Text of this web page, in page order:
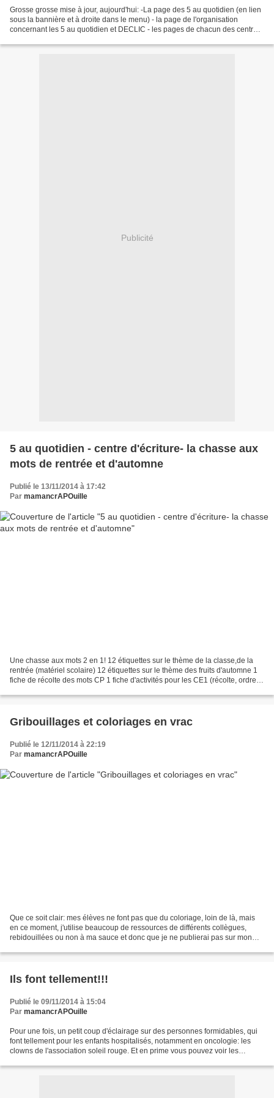
Grosse grosse mise à jour, aujourd'hui: -La page des 5 au quotidien (en lien
sous la bannière et à droite dans le menu) - la page de l'organisation
concernant les 5 au quotidien et DECLIC - les pages de chacun des centres.
Publicité
5 au quotidien - centre d'écriture- la chasse aux
mots de rentrée et d'automne
Publié le 13/11/2014 à 17:42
Par mamancrAPOuille
Une chasse aux mots 2 en 1! 12 étiquettes sur le thème de la classe,de la
rentrée (matériel scolaire) 12 étiquettes sur le thème des fruits d'automne 1
fiche de récolte des mots CP 1 fiche d'activités pour les CE1 (récolte, ordre
Gribouillages et coloriages en vrac
Publié le 12/11/2014 à 22:19
Par mamancrAPOuille
Que ce soit clair: mes élèves ne font pas que du coloriage, loin de là, mais
en ce moment, j'utilise beaucoup de ressources de différents collègues,
rebidouillées ou non à ma sauce et donc que je ne publierai pas sur mon
Ils font tellement!!!
Publié le 09/11/2014 à 15:04
Par mamancrAPOuille
Pour une fois, un petit coup d'éclairage sur des personnes formidables, qui
font tellement pour les enfants hospitalisés, notamment en oncologie: les
clowns de l'association soleil rouge. Et en prime vous pouvez voir les